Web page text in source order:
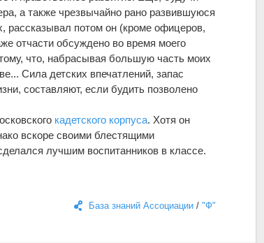
а также чрезвычайно рано развившуюся
рассказывал потом он (кроме офицеров,
отчасти обсуждено во время моего
что, набрасывая большую часть моих
Сила детских впечатлений, запас
составляют, если будить позволено
кадетского корпуса. Хотя он
вскоре своими блестящими
лучшим воспитанников в классе.
База знаний Ассоциации/ "Ф"